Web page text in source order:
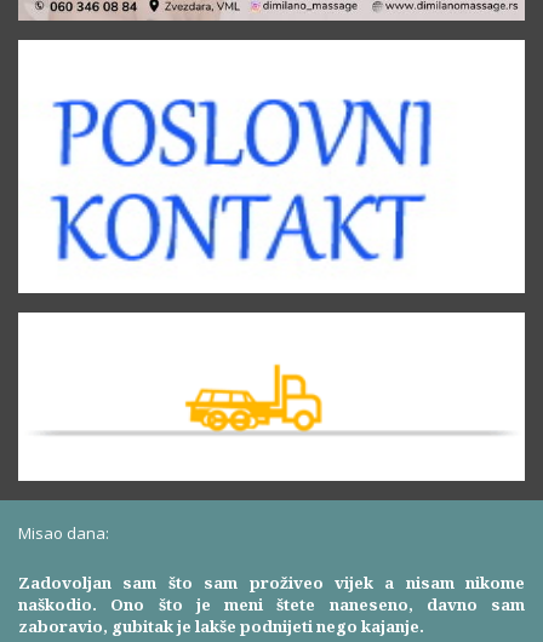
Misao dana:
Zadovoljan sam što sam proživeo vijek a nisam nikome
naškodio. Ono što je meni štete naneseno, davno sam
zaboravio, gubitak je lakše podnijeti nego kajanje.